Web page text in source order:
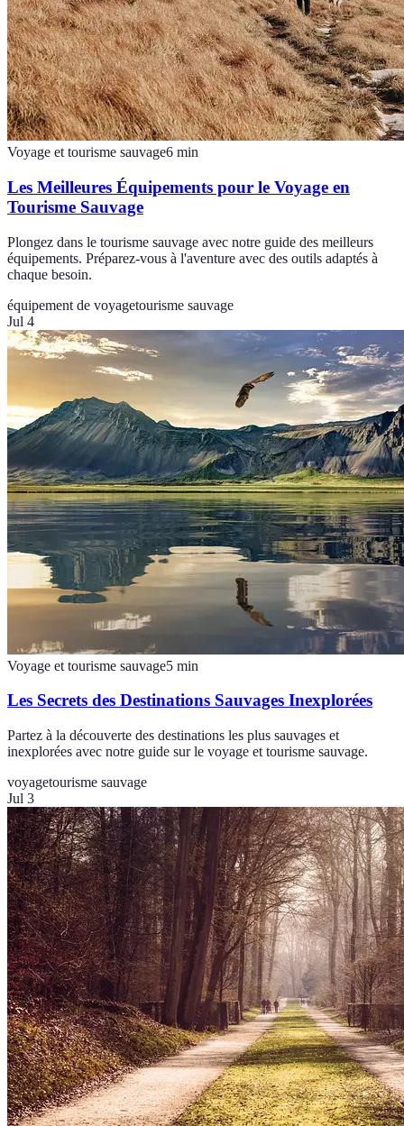
Voyage et tourisme sauvage6 min
Les Meilleures Équipements pour le Voyage en
Tourisme Sauvage
Plongez dans le tourisme sauvage avec notre guide des meilleurs
équipements. Préparez-vous à l'aventure avec des outils adaptés à
chaque besoin.
équipement de voyagetourisme sauvage
Jul 4
Voyage et tourisme sauvage5 min
Les Secrets des Destinations Sauvages Inexplorées
Partez à la découverte des destinations les plus sauvages et
inexplorées avec notre guide sur le voyage et tourisme sauvage.
voyagetourisme sauvage
Jul 3